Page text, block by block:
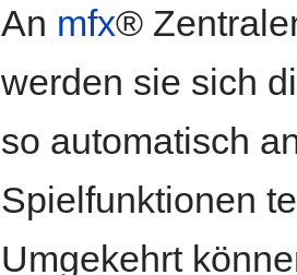
An mfx®
werden sie sich
so automatisch
Spielfunktionen
Umgekehrt